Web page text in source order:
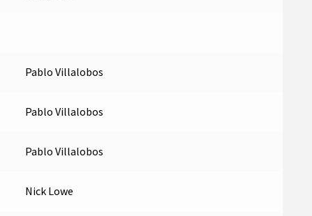
Pablo Villalobos
Pablo Villalobos
Pablo Villalobos
Nick Lowe